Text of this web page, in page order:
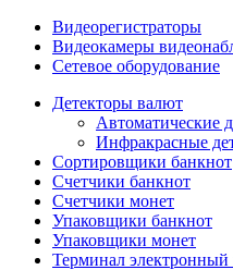
Видеорегистраторы
Видеокамеры
Сетевое оборудование
Детекторы валют
Автоматические
Инфракрасные
Сортировщики банкнот
Счетчики банкнот
Счетчики монет
Упаковщики банкнот
Упаковщики монет
Терминал электронный